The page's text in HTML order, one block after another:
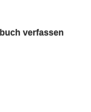
verfassen